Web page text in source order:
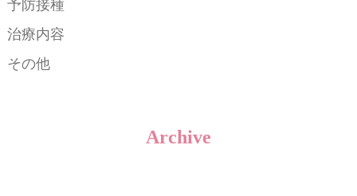
予防接種
治療内容
その他
Archive